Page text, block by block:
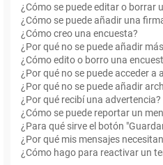
¿Cómo se puede editar o borrar
¿Cómo se puede añadir una
¿Cómo creo una encuesta?
¿Por qué no se puede añadir
¿Cómo edito o borro una
¿Por qué no se puede acceder a
¿Por qué no se puede añadir
¿Por qué recibí una advertencia?
¿Cómo se puede reportar un
¿Para qué sirve el botón
¿Por qué mis mensajes
¿Cómo hago para reactivar un